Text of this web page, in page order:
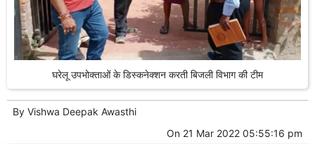
घरेलू उपभोक्ताओं के डिस्कनेक्शन करती बिजली विभाग की टीम
By Vishwa Deepak Awasthi
On 21 Mar 2022 05:55:16 pm